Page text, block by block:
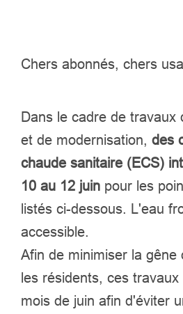
Chers abonnés, chers
Dans le cadre de travaux
et de modernisation, des
chaude sanitaire (ECS)
10 au 12 juin pour les
listés ci-dessous. L'eau
accessible.
Afin de minimiser la gêne
les résidents, ces travaux
mois de juin afin d'éviter